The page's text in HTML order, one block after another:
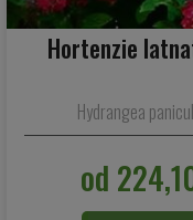
Hortenzie
Hydrangea
od